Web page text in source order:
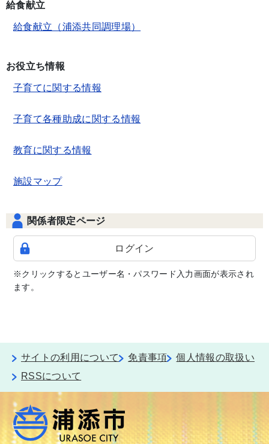
給食献立
給食献立（浦添共同調理場）
お役立ち情報
子育てに関する情報
子育て各種助成に関する情報
教育に関する情報
施設マップ
関係者限定ページ
ログイン
※クリックするとユーザー名・パスワード入力画面が表示され
ます。
サイトの利用について 免責事項
個人情報の取扱い
RSSについて